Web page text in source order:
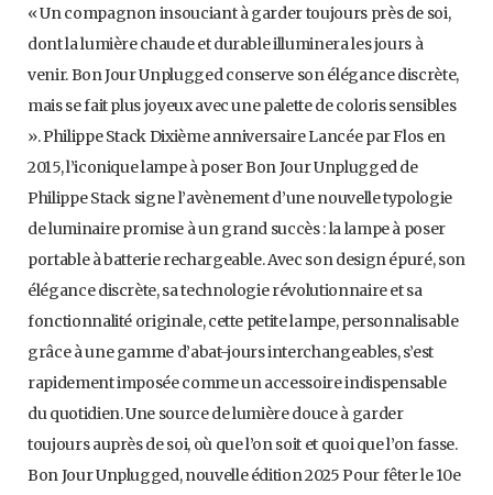
« Un compagnon insouciant à garder toujours près de soi,
dont la lumière chaude et durable illuminera les jours à
venir. Bon Jour Unplugged conserve son élégance discrète,
mais se fait plus joyeux avec une palette de coloris sensibles
». Philippe Stack Dixième anniversaire Lancée par Flos en
2015, l’iconique lampe à poser Bon Jour Unplugged de
Philippe Stack signe l’avènement d’une nouvelle typologie
de luminaire promise à un grand succès : la lampe à poser
portable à batterie rechargeable. Avec son design épuré, son
élégance discrète, sa technologie révolutionnaire et sa
fonctionnalité originale, cette petite lampe, personnalisable
grâce à une gamme d’abat-jours interchangeables, s’est
rapidement imposée comme un accessoire indispensable
du quotidien. Une source de lumière douce à garder
toujours auprès de soi, où que l’on soit et quoi que l’on fasse.
Bon Jour Unplugged, nouvelle édition 2025 Pour fêter le 10e